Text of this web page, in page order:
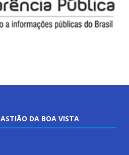
DA BOA VISTA